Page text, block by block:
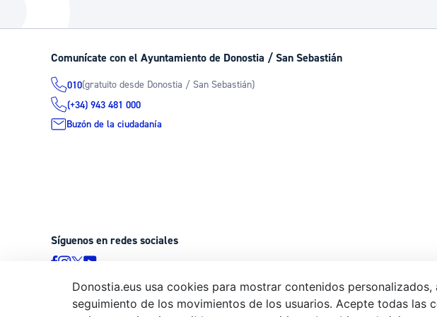
La ciudad futura
Avisos
Comunícate con el Ayuntamiento de Donostia / San Sebastián
010(gratuito desde Donostia / San Sebastián)
(+34) 943 481 000
Buzón de la ciudadanía
Síguenos en redes sociales
© Donostiako Udala - Ayuntamiento de Donostia / San Sebastián Ijentea 1,
Donostia.eus usa cookies para mostrar contenidos
seguimiento de los movimientos de los usuarios. Acepte todas las